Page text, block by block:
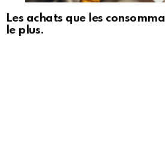
Les achats que les
le plus.